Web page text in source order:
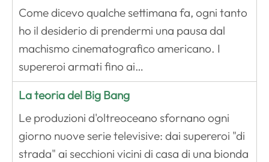
Come dicevo qualche settimana fa, ogni tanto
ho il desiderio di prendermi una pausa dal
machismo cinematografico americano. I
supereroi armati fino ai…
La teoria del Big Bang
Le produzioni d'oltreoceano sfornano ogni
giorno nuove serie televisive: dai supereroi "di
strada" ai secchioni vicini di casa di una bionda